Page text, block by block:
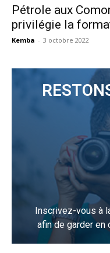
Pétrole aux
privilégie la
Kemba - 3 octobre 2022
Inscrivez-vous à
afin de garder en